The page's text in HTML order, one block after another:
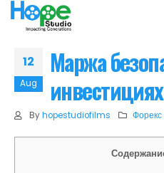
12
Aug
Маржа
инвестициях
By hopestudiofilms